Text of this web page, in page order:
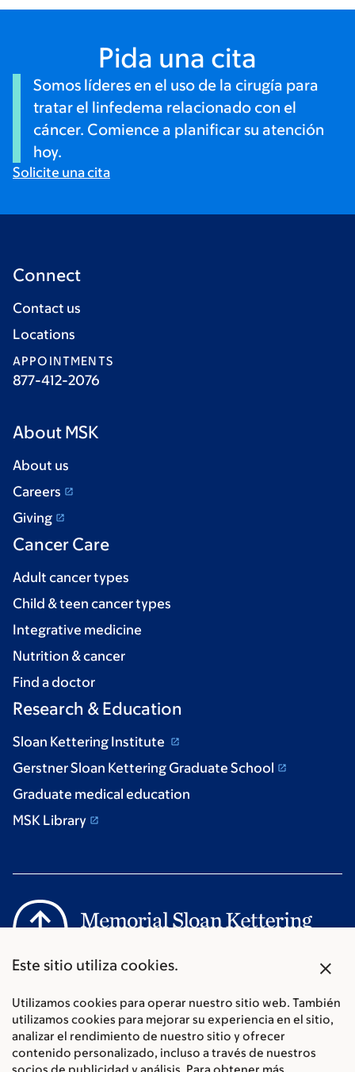
Este sitio utiliza cookies.
X
Utilizamos cookies para operar nuestro sitio web. También
utilizamos cookies para mejorar su experiencia en el sitio,
analizar el rendimiento de nuestro sitio y ofrecer
contenido personalizado, incluso a través de nuestros
socios de publicidad y análisis. Para obtener más
Pida una cita
Somos líderes en el uso de la cirugía para
tratar el linfedema relacionado con el
cáncer. Comience a planificar su atención
hoy.
Solicite una cita
Connect
Contact us
Locations
APPOINTMENTS
877-412-2076
About MSK
About us
Careers
Giving
Cancer Care
Adult cancer types
Child & teen cancer types
Integrative medicine
Nutrition & cancer
Find a doctor
Research & Education
Sloan Kettering Institute
Gerstner Sloan Kettering Graduate School
Graduate medical education
MSK Library
Cookie preferences
Legal disclaimer
Accessibility Statement
Privacy policy